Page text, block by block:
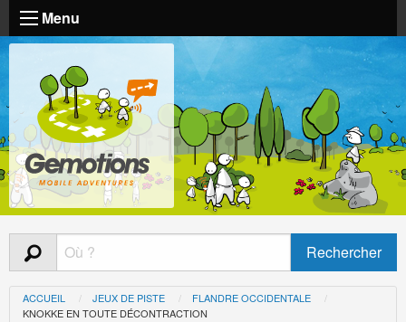
Menu
ACCUEIL JEUX DE PISTE
FLANDRE OCCIDENTALE
KNOKKE EN TOUTE DÉCONTRACTION